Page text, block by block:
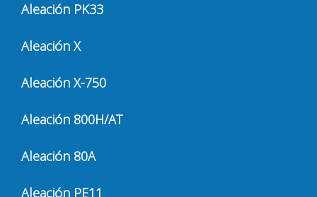
Aleación PK33
Aleación X
Aleación X-750
Aleación 800H/AT
Aleación 80A
Aleación PE11